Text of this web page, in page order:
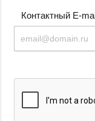
Контактный E-